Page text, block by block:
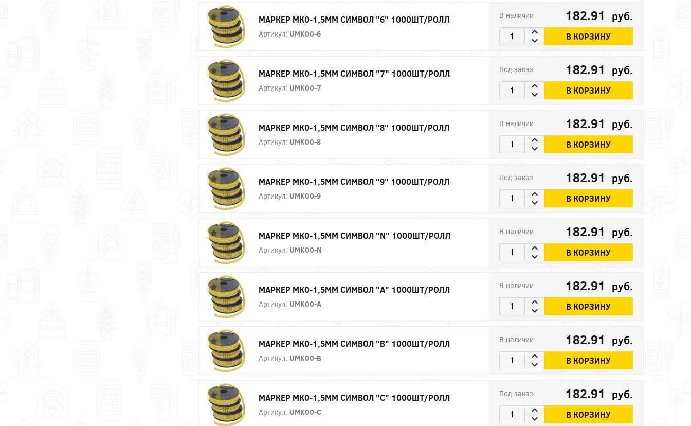
МАРКЕР МК0-1,5ММ СИМВОЛ "6" 1000ШТ/РОЛЛ
Артикул: UMK00-6
В наличии 182.91 руб.
В КОРЗИНУ
МАРКЕР МК0-1,5ММ СИМВОЛ "7" 1000ШТ/РОЛЛ
Артикул: UMK00-7
Под заказ 182.91 руб.
В КОРЗИНУ
МАРКЕР МК0-1,5ММ СИМВОЛ "8" 1000ШТ/РОЛЛ
Артикул: UMK00-8
В наличии 182.91 руб.
В КОРЗИНУ
МАРКЕР МК0-1,5ММ СИМВОЛ "9" 1000ШТ/РОЛЛ
Артикул: UMK00-9
Под заказ 182.91 руб.
В КОРЗИНУ
МАРКЕР МК0-1,5ММ СИМВОЛ "N" 1000ШТ/РОЛЛ
Артикул: UMK00-N
В наличии 182.91 руб.
В КОРЗИНУ
МАРКЕР МК0-1,5ММ СИМВОЛ "А" 1000ШТ/РОЛЛ
Артикул: UMK00-A
В наличии 182.91 руб.
В КОРЗИНУ
МАРКЕР МК0-1,5ММ СИМВОЛ "В" 1000ШТ/РОЛЛ
Артикул: UMK00-B
В наличии 182.91 руб.
В КОРЗИНУ
МАРКЕР МК0-1,5ММ СИМВОЛ "С" 1000ШТ/РОЛЛ
Артикул: UMK00-C
Под заказ 182.91 руб.
В КОРЗИНУ